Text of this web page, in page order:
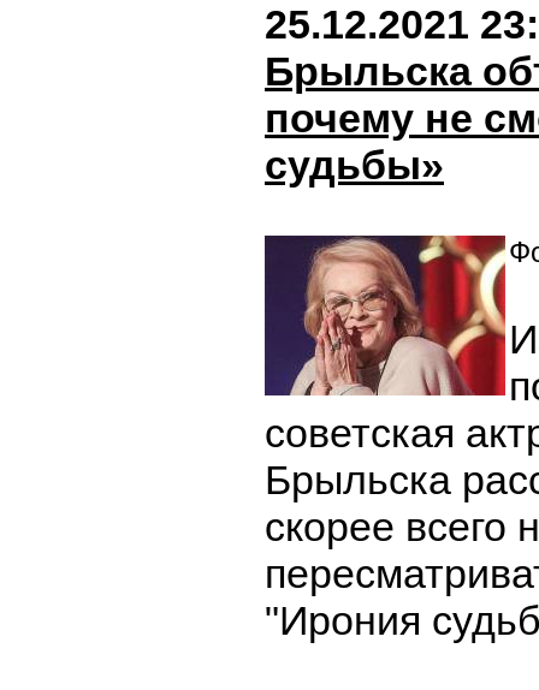
25.12.2021
Брыльска
почему не
судьбы»
советская
Брыльска
скорее всего
"Ирония